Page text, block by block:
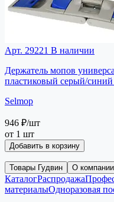
Арт. 29221 В наличии
Держатель мопов
пластиковый серый/
Selmop
946 ₽/шт
от 1 шт
Добавить в корзину
Товары Гудвин О компании
КаталогРаспродажа
материалыОдноразовая